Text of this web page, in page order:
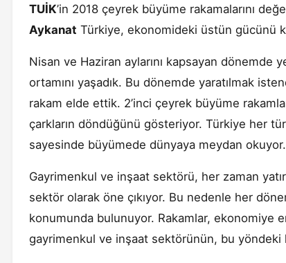
TUİK’in 2018 çeyrek büyüme rakamalarını
Aykanat Türkiye, ekonomideki üstün gücünü
Nisan ve Haziran aylarını kapsayan
ortamını yaşadık. Bu dönemde yaratılmak
rakam elde ettik. 2’inci çeyrek büyüme
çarkların döndüğünü gösteriyor. Türkiye her
sayesinde büyümede dünyaya meydan okuyor.
Gayrimenkul ve inşaat sektörü, her zaman
sektör olarak öne çıkıyor. Bu nedenle her
konumunda bulunuyor. Rakamlar, ekonomiye
gayrimenkul ve inşaat sektörünün, bu yöndeki